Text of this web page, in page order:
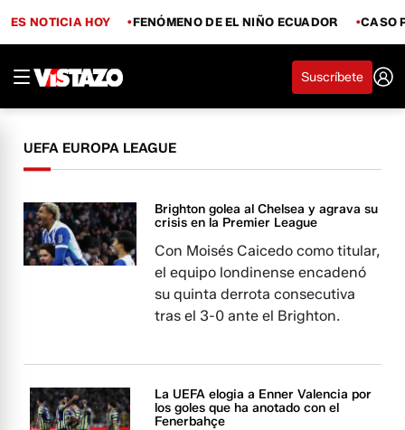
ES NOTICIA HOY FENÓMENO DE EL NIÑO ECUADOR CASO
Suscríbete
UEFA EUROPA LEAGUE
Brighton golea al Chelsea y agrava su
crisis en la Premier League
Con Moisés Caicedo como titular,
el equipo londinense encadenó
su quinta derrota consecutiva
tras el 3-0 ante el Brighton.
La UEFA elogia a Enner Valencia por
los goles que ha anotado con el
Fenerbahçe